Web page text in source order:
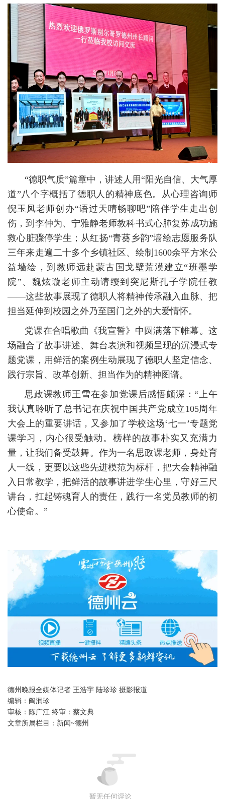
“德职气质”篇章中，讲述人用“阳光自信、大气厚
道”八个字概括了德职人的精神底色。从心理咨询师
倪玉凤老师创办“语过天晴畅聊吧”陪伴学生走出创
伤，到李仲为、宁雅静老师教科书式心肺复苏成功施
救心脏骤停学生；从红扬“青葵乡韵”墙绘志愿服务队
三年来走遍二十多个乡镇社区、绘制1600余平方米公
益墙绘，到教师远赴蒙古国戈壁荒漠建立“班墨学
院”、魏炫璇老师主动请缨到突尼斯孔子学院任教
——这些故事展现了德职人将精神传承融入血脉、把
担当延伸到校园之外乃至国门之外的大爱情怀。
党课在合唱歌曲《我宣誓》中圆满落下帷幕。这
场融合了故事讲述、舞台表演和视频呈现的沉浸式专
题党课，用鲜活的案例生动展现了德职人坚定信念、
践行宗旨、改革创新、担当作为的精神图谱。
思政课教师王雪在参加党课后感悟颇深：“上午
我认真聆听了总书记在庆祝中国共产党成立105周年
大会上的重要讲话，又参加了学校这场‘七一’专题党
课学习，内心很受触动。榜样的故事朴实又充满力
量，让我们备受鼓舞。作为一名思政课老师，身处育
人一线，更要以这些先进模范为标杆，把大会精神融
入日常教学，把鲜活的故事讲进学生心里，守好三尺
讲台，扛起铸魂育人的责任，践行一名党员教师的初
心使命。”
德州晚报全媒体记者 王浩宇 陆珍珍 摄影报道
编辑： 阎润珍
审核： 陈广江 终审：蔡文典
文章所属栏目： 新闻~德州